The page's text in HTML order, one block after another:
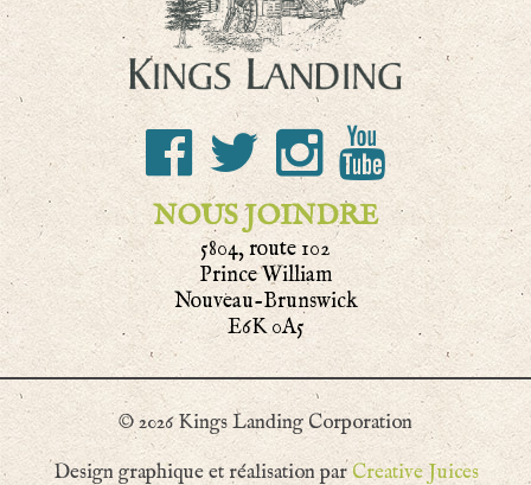
NOUS JOINDRE
5804, route 102
Prince William
Nouveau-Brunswick
E6K 0A5
© 2026 Kings Landing Corporation
Design graphique et réalisation par Creative Juices